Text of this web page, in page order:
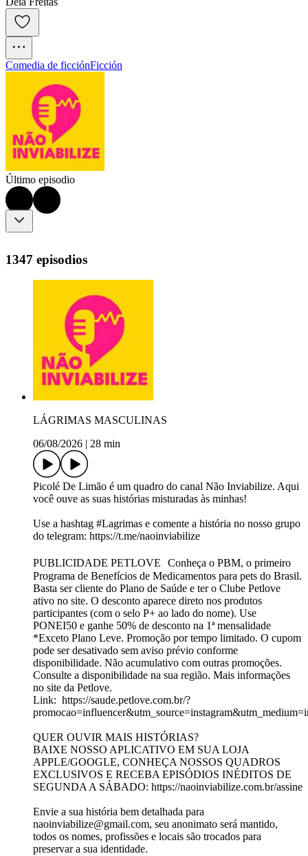
Comedia de ficciónFicción
Último episodio
1347 episodios
LÁGRIMAS MASCULINAS
06/08/2026
28 min
Picolé De Limão é um quadro do canal Não Inviabilize. Aqui
você ouve as suas histórias misturadas às minhas!
Use a hashtag #Lagrimas e comente a história no nosso grupo
do telegram: https://t.me/naoinviabilize
PUBLICIDADE PETLOVE Conheça o PBM, o primeiro
Programa de Benefícios de Medicamentos para pets do Brasil.
Basta ser cliente do Plano de Saúde e ter o Clube Petlove
ativo no site. O desconto aparece direto nos produtos
participantes (com o selo P+ ao lado do nome). Use
PONEI50 e ganhe 50% de desconto na 1ª mensalidade
*Exceto Plano Leve. Promoção por tempo limitado. O cupom
pode ser desativado sem aviso prévio conforme
disponibilidade. Não acumulativo com outras promoções.
Consulte a disponibilidade na sua região. Mais informações
no site da Petlove.
Link: https://saude.petlove.com.br/?
QUER OUVIR MAIS HISTÓRIAS?
BAIXE NOSSO APLICATIVO EM SUA LOJA
APPLE/GOOGLE, CONHEÇA NOSSOS QUADROS
EXCLUSIVOS E RECEBA EPISÓDIOS INÉDITOS DE
SEGUNDA A SÁBADO: https://naoinviabilize.com.br/assine
Envie a sua história bem detalhada para
naoinviabilize@gmail.com, seu anonimato será mantido,
todos os nomes, profissões e locais são trocados para
preservar a sua identidade.